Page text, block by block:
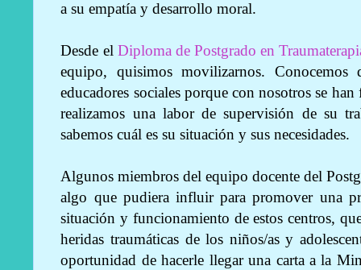
a su empatía y desarrollo moral.
Desde el Diploma de Postgrado en
equipo, quisimos movilizarnos.
educadores sociales porque con nosotros se
realizamos una labor de supervisión de su
sabemos cuál es su situación y sus necesidades.
Algunos miembros del equipo docente del
algo que pudiera influir para promover una
situación y funcionamiento de estos centros,
heridas traumáticas de los niños/as y
oportunidad de hacerle llegar una carta a la